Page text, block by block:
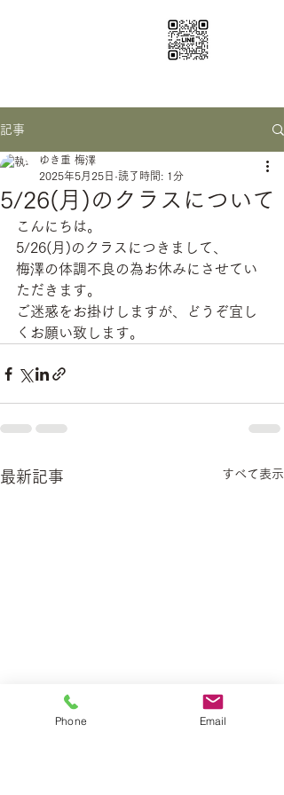
記事
5/26(月)のクラスについて
ゆき重 梅澤
2025年5月25日 読了時間: 1分
こんにちは。
5/26(月)のクラスにつきまして、
梅澤の体調不良の為お休みにさせてい
ただきます。
ご迷惑をお掛けしますが、どうぞ宜し
くお願い致します。
最新記事 すべて表示
Phone Email